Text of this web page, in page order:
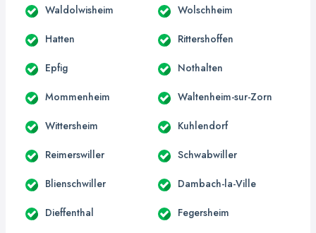
Waldolwisheim Wolschheim
Hatten Rittershoffen
Epfig Nothalten
Mommenheim Waltenheim-sur-Zorn
Wittersheim Kuhlendorf
Reimerswiller Schwabwiller
Blienschwiller Dambach-la-Ville
Dieffenthal Fegersheim